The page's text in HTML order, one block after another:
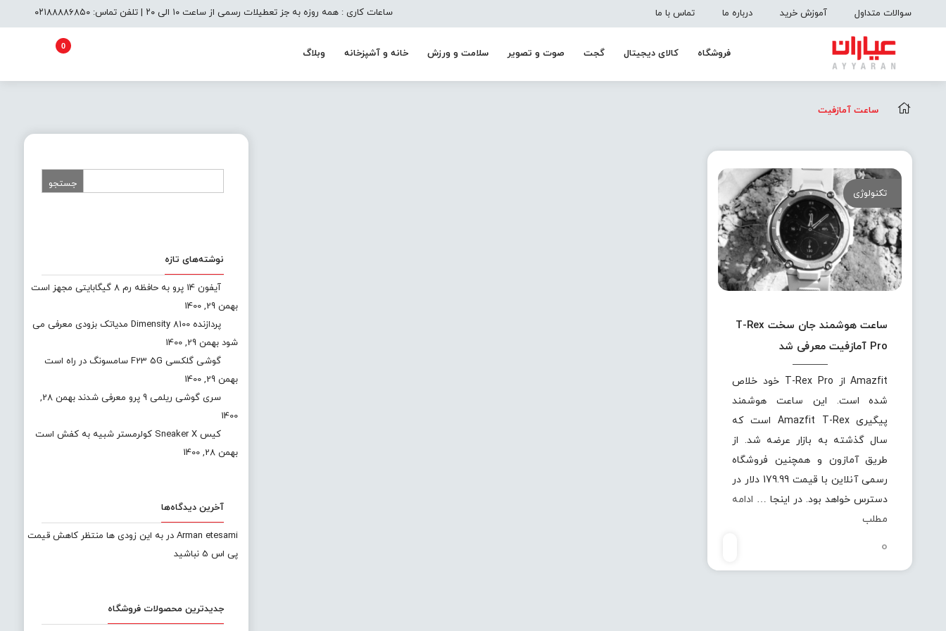
سوالات متداول آموزش خرید درباره ما تماس با ما ساعات کاری : همه روزه به جز تعطیلات رسمی از ساعت ۱۰ الی ۲۰ | تلفن تماس: ۰۲۱۸۸۸۸۶۸۵۰
فروشگاه کالای دیجیتال گجت صوت و تصویر سلامت و ورزش خانه و آشپزخانه وبلاگ
0
ساعت آمازفیت
تکنولوژی
ساعت هوشمند جان سخت T-Rex
Pro آمازفیت معرفی شد
Amazfit از T-Rex Pro خود خلاص
شده است. این ساعت هوشمند
پیگیری Amazfit T-Rex است که
سال گذشته به بازار عرضه شد. از
طریق آمازون و همچنین فروشگاه
رسمی آنلاین با قیمت 179.99 دلار در
دسترس خواهد بود. در اینجا … ادامه
مطلب
0
نوشته‌های تازه
آیفون 14 پرو به حافظه رم 8 گیگابایتی مجهز است
بهمن 29, 1400
پردازنده Dimensity 8100 مدیاتک بزودی معرفی می
شود بهمن 29, 1400
گوشی گلکسی F23 5G سامسونگ در راه است
بهمن 29, 1400
سری گوشی ریلمی 9 پرو معرفی شدند
بهمن 28,
1400
کیس Sneaker X کولرمستر شبیه به کفش است
بهمن 28, 1400
آخرین دیدگاه‌ها
Arman etesami دربه این زودی ها منتظر کاهش قیمت
پی اس 5 نباشید
جدیدترین محصولات فروشگاه